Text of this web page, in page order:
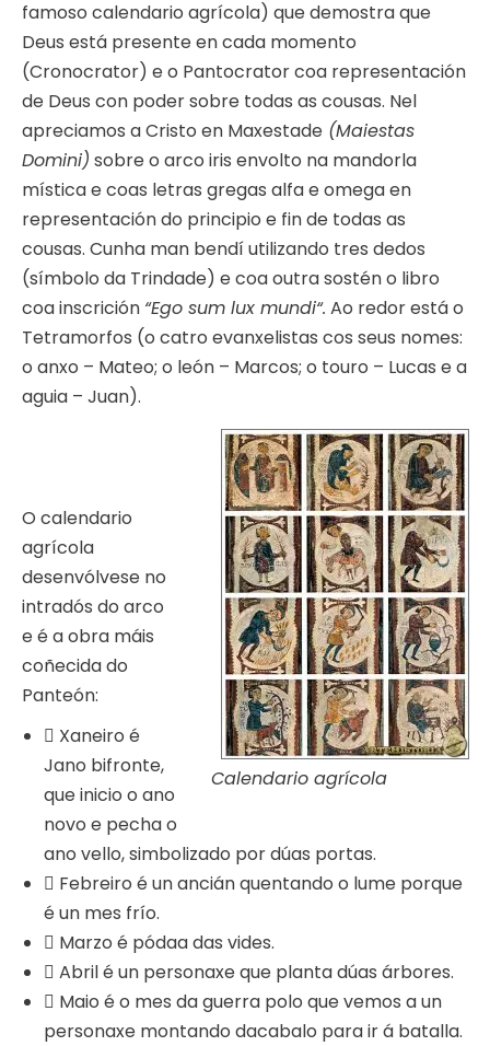
famoso calendario agrícola) que demostra que
Deus está presente en cada momento
(Cronocrator) e o Pantocrator coa representación
de Deus con poder sobre todas as cousas. Nel
apreciamos a Cristo en Maxestade (Maiestas
Domini) sobre o arco iris envolto na mandorla
mística e coas letras gregas alfa e omega en
representación do principio e fin de todas as
cousas. Cunha man bendí utilizando tres dedos
(símbolo da Trindade) e coa outra sostén o libro
coa inscrición “Ego sum lux mundi“. Ao redor está o
Tetramorfos (o catro evanxelistas cos seus nomes:
o anxo – Mateo; o león – Marcos; o touro – Lucas e a
aguia – Juan).
Calendario agrícola
O calendario
agrícola
desenvólvese no
intradós do arco
e é a obra máis
coñecida do
Panteón:
 Xaneiro é
Jano bifronte,
que inicio o ano
novo e pecha o
ano vello, simbolizado por dúas portas.
 Febreiro é un ancián quentando o lume porque
é un mes frío.
 Marzo é pódaa das vides.
 Abril é un personaxe que planta dúas árbores.
 Maio é o mes da guerra polo que vemos a un
personaxe montando dacabalo para ir á batalla.